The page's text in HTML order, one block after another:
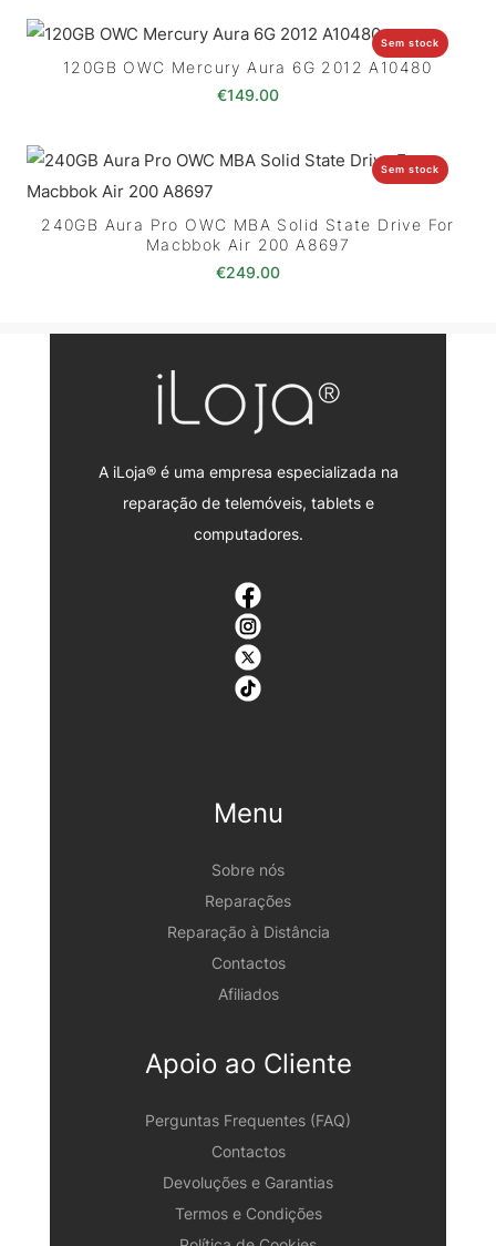
Sem stock
120GB OWC Mercury Aura 6G 2012 A10480
€149.00
Sem stock
240GB Aura Pro OWC MBA Solid State Drive For
Macbbok Air 200 A8697
€249.00
A iLoja® é uma empresa especializada na
reparação de telemóveis, tablets e
computadores.
Menu
Sobre nós
Reparações
Reparação à Distância
Contactos
Afiliados
Apoio ao Cliente
Perguntas Frequentes (FAQ)
Contactos
Devoluções e Garantias
Termos e Condições